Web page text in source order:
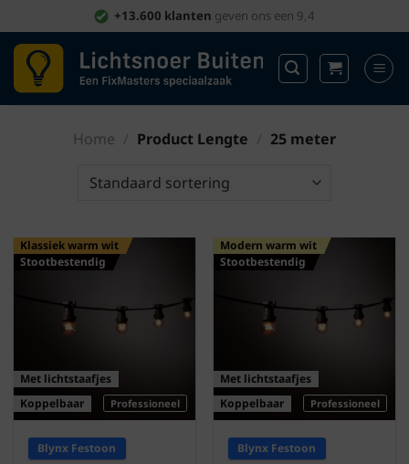
naar
inhoud
+13.600 klanten geven ons een 9,4
Home Product Lengte 25 meter
Professioneel
Klassiek warm wit
Stootbestendig
Met lichtstaafjes
Koppelbaar
Blynx Festoon
Professioneel
Modern warm wit
Stootbestendig
Met lichtstaafjes
Koppelbaar
Blynx Festoon